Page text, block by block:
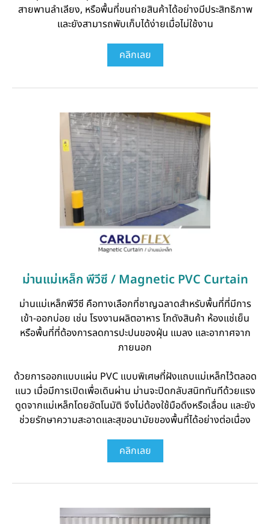
สายพานลำเลียง, หรือพื้นที่ขนถ่ายสินค้าได้อย่างมีประสิทธิภาพ
และยังสามารถพับเก็บได้ง่ายเมื่อไม่ใช้งาน
คลิกเลย
ม่านแม่เหล็ก พีวีซี / Magnetic PVC Curtain
ม่านแม่เหล็กพีวีซี คือทางเลือกที่ชาญฉลาดสำหรับพื้นที่ที่มีการ
เข้า-ออกบ่อย เช่น โรงงานผลิตอาหาร โกดังสินค้า ห้องแช่เย็น
หรือพื้นที่ที่ต้องการลดการปะปนของฝุ่น แมลง และอากาศจาก
ภายนอก
ด้วยการออกแบบแผ่น PVC แบบพิเศษที่ฝังแถบแม่เหล็กไว้ตลอด
แนว เมื่อมีการเปิดเพื่อเดินผ่าน ม่านจะปิดกลับสนิททันทีด้วยแรง
ดูดจากแม่เหล็กโดยอัตโนมัติ จึงไม่ต้องใช้มือดึงหรือเลื่อน และยัง
ช่วยรักษาความสะอาดและสุขอนามัยของพื้นที่ได้อย่างต่อเนื่อง
คลิกเลย